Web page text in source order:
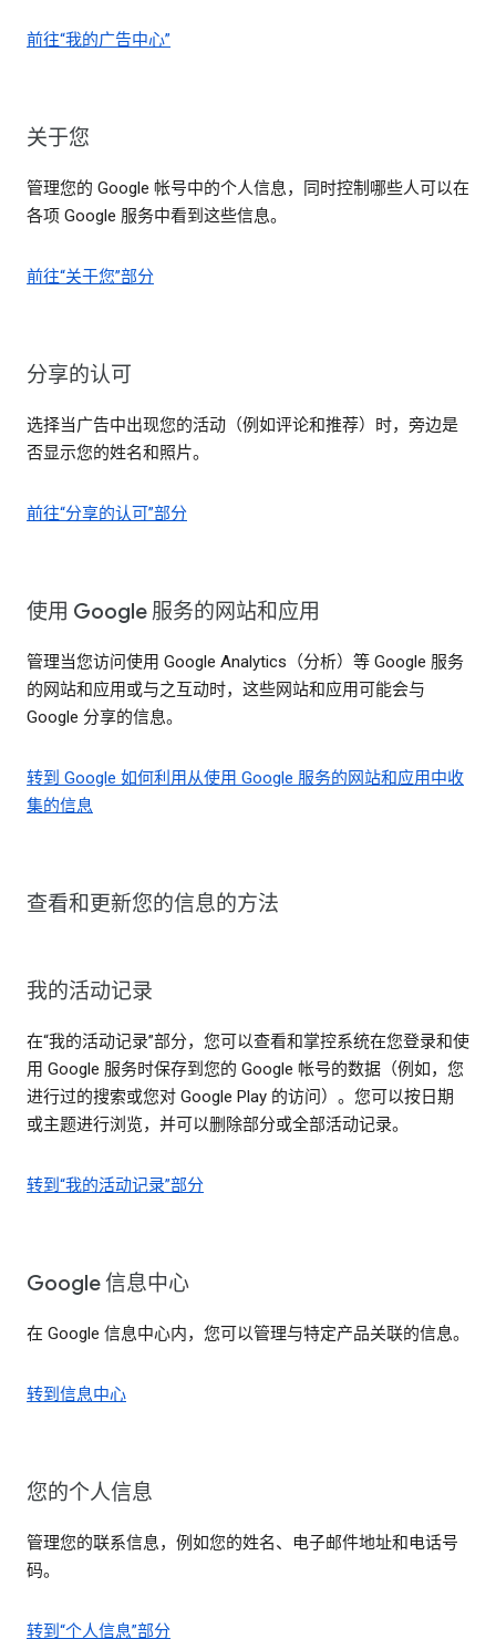
前往“我的广告中心”
关于您
管理您的 Google 帐号中的个人信息，同时控制哪些人可以在
各项 Google 服务中看到这些信息。
前往“关于您”部分
分享的认可
选择当广告中出现您的活动（例如评论和推荐）时，旁边是
否显示您的姓名和照片。
前往“分享的认可”部分
使用 Google 服务的网站和应用
管理当您访问使用 Google Analytics（分析）等 Google 服务
的网站和应用或与之互动时，这些网站和应用可能会与
Google 分享的信息。
转到 Google 如何利用从使用 Google 服务的网站和应用中收
集的信息
查看和更新您的信息的方法
我的活动记录
在“我的活动记录”部分，您可以查看和掌控系统在您登录和使
用 Google 服务时保存到您的 Google 帐号的数据（例如，您
进行过的搜索或您对 Google Play 的访问）。您可以按日期
或主题进行浏览，并可以删除部分或全部活动记录。
转到“我的活动记录”部分
Google 信息中心
在 Google 信息中心内，您可以管理与特定产品关联的信息。
转到信息中心
您的个人信息
管理您的联系信息，例如您的姓名、电子邮件地址和电话号
码。
转到“个人信息”部分